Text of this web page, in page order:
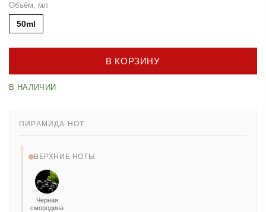
Объём, мл
50ml
В КОРЗИНУ
В НАЛИЧИИ
ПИРАМИДА НОТ
ВЕРХНИЕ НОТЫ
Черная
смородина